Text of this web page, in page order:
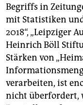
Begriffs in
mit Statistiken
2018“, „Leipziger
Heinrich Böll
Stärken von
verarbeiten, ist
nicht überfordert,